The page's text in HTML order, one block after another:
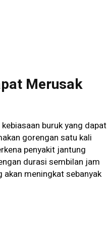
Merusak
buruk yang dapat
gorengan satu kali
penyakit jantung
durasi sembilan jam
meningkat sebanyak